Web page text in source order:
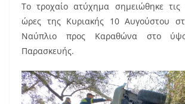
o
o
k
Το τροχαίο ατύχημα σημειώθηκε τις
ώρες της Κυριακής 10 Αυγούστου
Ναύπλιο προς Καραθώνα στο
Παρασκευής.